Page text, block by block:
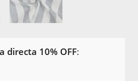
directa 10% OFF: